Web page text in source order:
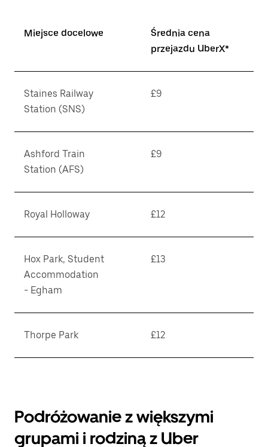
Miejsce docelowe
Średnia cena
przejazdu UberX*
Staines Railway
Station (SNS)
£9
Ashford Train
Station (AFS)
£9
Royal Holloway £12
Hox Park, Student
Accommodation
- Egham
£13
Thorpe Park £12
Podróżowanie z większymi
grupami i rodziną z Uber